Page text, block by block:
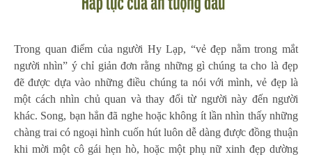
Trong quan điểm của người Hy Lạp, “vẻ đẹp nằm trong mắt
người nhìn” ý chỉ giản đơn rằng những gì chúng ta cho là đẹp
đẽ được dựa vào những điều chúng ta nói với mình, vẻ đẹp là
một cách nhìn chủ quan và thay đổi từ người này đến người
khác. Song, bạn hẳn đã nghe hoặc không ít lần nhìn thấy những
chàng trai có ngoại hình cuốn hút luôn dễ dàng được đồng thuận
khi mời một cô gái hẹn hò, hoặc một phụ nữ xinh đẹp dường